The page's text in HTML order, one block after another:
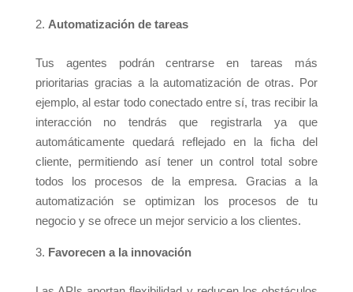
Automatización de tareas
Tus agentes podrán centrarse en tareas más
prioritarias gracias a la automatización de otras. Por
ejemplo, al estar todo conectado entre sí, tras recibir la
interacción no tendrás que registrarla ya que
automáticamente quedará reflejado en la ficha del
cliente, permitiendo así tener un control total sobre
todos los procesos de la empresa. Gracias a la
automatización se optimizan los procesos de tu
negocio y se ofrece un mejor servicio a los clientes.
Favorecen a la innovación